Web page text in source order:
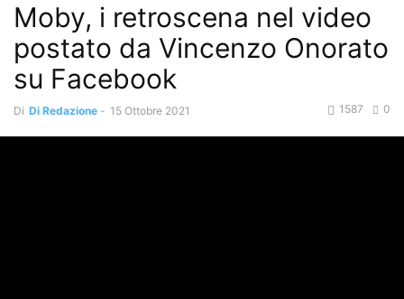
Video TVCITY Speciale Tvcity
Moby, i retroscena nel video
postato da Vincenzo Onorato
su Facebook
Di Di Redazione - 15 Ottobre 2021 0
1587